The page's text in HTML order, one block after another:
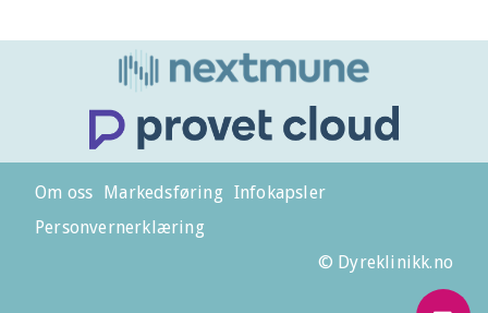
Om oss Markedsføring Infokapsler
Personvernerklæring
© Dyreklinikk.no